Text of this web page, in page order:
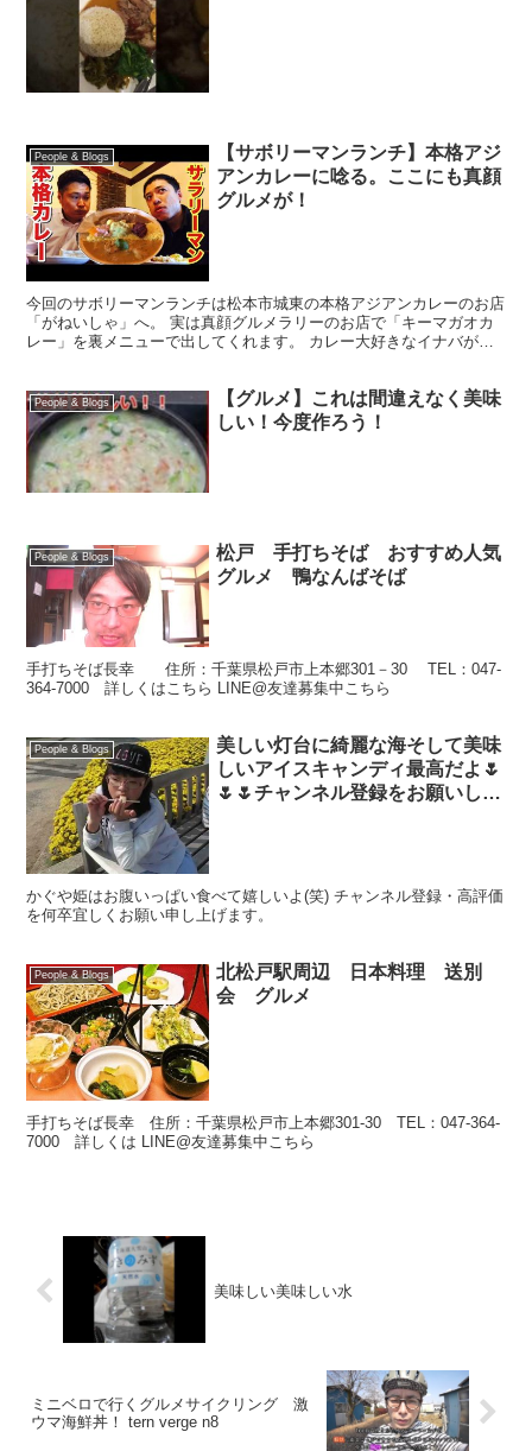
People & Blogs
【サボリーマンランチ】本格アジ
アンカレーに唸る。ここにも真顔
グルメが！
今回のサボリーマンランチは松本市城東の本格アジアンカレーのお店
「がねいしゃ」へ。 実は真顔グルメラリーのお店で「キーマガオカ
レー」を裏メニューで出してくれます。 カレー大好きなイナバが気
People & Blogs
【グルメ】これは間違えなく美味
しい！今度作ろう！
People & Blogs
松戸 手打ちそば おすすめ人気
グルメ 鴨なんばそば
手打ちそば長幸 住所：千葉県松戸市上本郷301－30 TEL：047-
364-7000 詳しくはこちら LINE@友達募集中こちら
People & Blogs
美しい灯台に綺麗な海そして美味
しいアイスキャンディ最高だよ🌷
🌷🌷チャンネル登録をお願いしま
かぐや姫はお腹いっぱい食べて嬉しいよ(笑) チャンネル登録・高評価
を何卒宜しくお願い申し上げます。
People & Blogs
北松戸駅周辺 日本料理 送別
会 グルメ
手打ちそば長幸 住所：千葉県松戸市上本郷301-30 TEL：047-364-
7000 詳しくは LINE@友達募集中こちら
美味しい美味しい水
ミニベロで行くグルメサイクリング 激
ウマ海鮮丼！ tern verge n8